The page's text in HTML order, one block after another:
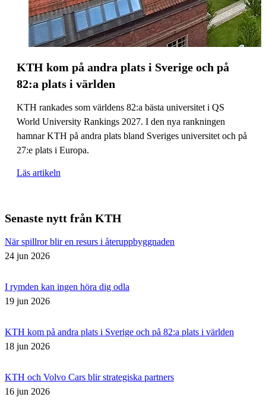
KTH kom på andra plats i Sverige och på
82:a plats i världen
KTH rankades som världens 82:a bästa universitet i QS
World University Rankings 2027. I den nya rankningen
hamnar KTH på andra plats bland Sveriges universitet och på
27:e plats i Europa.
Läs artikeln
Senaste nytt från KTH
När spillror blir en resurs i återuppbyggnaden
24 jun 2026
I rymden kan ingen höra dig odla
19 jun 2026
KTH kom på andra plats i Sverige och på 82:a plats i världen
18 jun 2026
KTH och Volvo Cars blir strategiska partners
16 jun 2026